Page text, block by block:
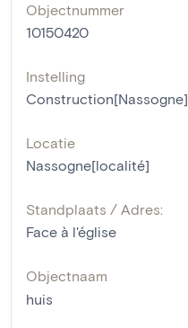
Objectnummer
10150420
Instelling
Construction[Nassogne]
Locatie
Nassogne[localité]
Standplaats / Adres:
Face à l'église
Objectnaam
huis